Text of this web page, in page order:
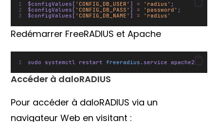
$configValues[ 'CONFIG_DB_USER' ] = 'radius' ;
$configValues[ 'CONFIG_DB_PASS' ] = 'password' ;
$configValues[ 'CONFIG_DB_NAME' ] = 'radius'
Redémarrer FreeRADIUS et Apache
sudo systemctl restart freeradius .service apache2
Accéder à daloRADIUS
Pour accéder à daloRADIUS via un
navigateur Web en visitant :